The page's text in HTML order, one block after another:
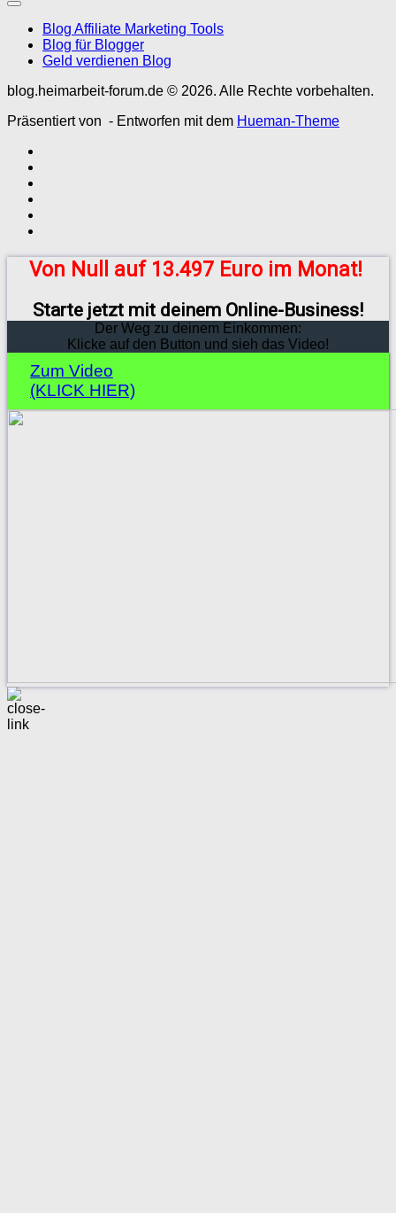
Blog Affiliate Marketing Tools
Blog für Blogger
Geld verdienen Blog
blog.heimarbeit-forum.de © 2026. Alle Rechte vorbehalten.
Präsentiert von - Entworfen mit dem Hueman-Theme
Von Null auf 13.497 Euro im Monat!
Starte jetzt mit deinem Online-Business!
Der Weg zu deinem Einkommen:
Klicke auf den Button und sieh das Video!
Zum Video
(KLICK HIER)